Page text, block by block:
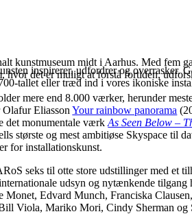
inspirerer, udfordrer og overrasker.
tallet eller træd ind i vores ikoniske
kunstmuseum midt i Aarhus. Med fem
det er muligt at forstå fortiden,
mere end 8.000 værker, herunder
Olafur EliassonYour rainbow panorama
det monumentale værkAs Seen Below –
største og mest ambitiøse Skyspace til
for installationskunst.
seks til otte store udstillinger med et
udsyn og nytænkende
Monet, Edvard Munch, Franciska
Viola, Mariko Mori, Cindy Sherman og